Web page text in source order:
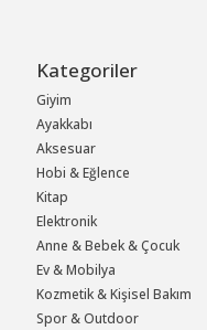
Kategoriler
Giyim
Ayakkabı
Aksesuar
Hobi & Eğlence
Kitap
Elektronik
Anne & Bebek & Çocuk
Ev & Mobilya
Kozmetik & Kişisel Bakım
Spor & Outdoor